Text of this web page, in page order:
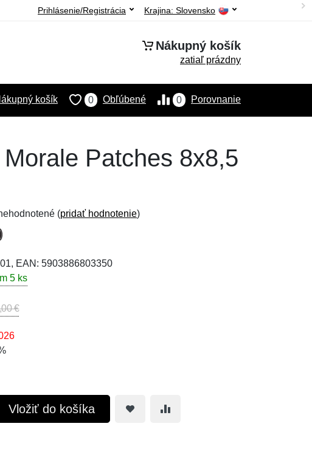
Krajina: Slovensko
Prihlásenie/Registrácia
Nákupný košík
zatiaľ prázdny
0 Porovnanie
0 Obľúbené
košík
Patches 8x8,5
(pridať hodnotenie)
EAN: 5903886803350
5 ks
€
Vložiť do košíka